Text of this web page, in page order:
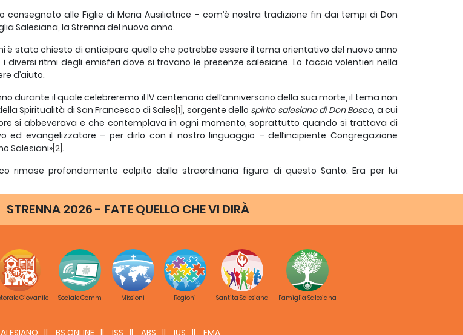
consegnato alle Figlie di Maria Ausiliatrice – com’è nostra tradizione fin dai tempi di Don
Salesiana, la Strenna del nuovo anno.
è stato chiesto di anticipare quello che potrebbe essere il tema orientativo del nuovo anno
diversi ritmi degli emisferi dove si trovano le presenze salesiane. Lo faccio volentieri nella
d’aiuto.
durante il quale celebreremo il IV centenario dell’anniversario della sua morte, il tema non
Spiritualità di San Francesco di Sales [1], sorgente dello spirito salesiano di Don Bosco, a cui
si abbeverava e che contemplava in ogni momento, soprattutto quando si trattava di
ed evangelizzatore – per dirlo con il nostro linguaggio – dell’incipiente Congregazione
Salesiani»[2] .
rimase profondamente colpito dalla straordinaria figura di questo Santo. Era per lui
Bosco prese questa risoluzione prima della sua ordinazione sacerdotale: «La carità
ci eravamo messi sotto alla protezione di questo santo, affinché ci ottenesse da Dio
nella sua straordinaria mansuetudine e nel guadagno delle anime»[3].
quest’anno costituirà anche una splendida opportunità per riconoscersi e ritrovarsi nella
di Sales e per apprezzare ancora di più le magnifiche caratteristiche dello
oggi “più salesiani” nella nostra Famiglia Salesiana, cioè più pieni dello spirito di San
STRENNA 2026 - FATE QUELLO CHE VI DIRÀ
Giovanile Sociale Comm. Missioni Regioni Santita Salesiana Famiglia Salesiana